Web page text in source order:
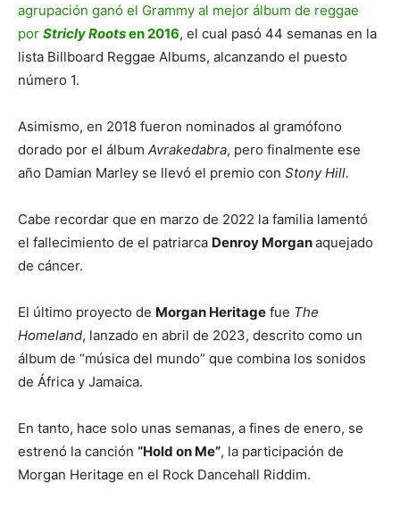
agrupación ganó el Grammy al mejor álbum de reggae
por Stricly Rootsen 2016, el cual pasó 44 semanas en la
lista Billboard Reggae Albums, alcanzando el puesto
número 1.
Asimismo, en 2018 fueron nominados al gramófono
dorado por el álbum Avrakedabra, pero finalmente ese
año Damian Marley se llevó el premio con Stony Hill.
Cabe recordar que en marzo de 2022 la familia lamentó
el fallecimiento de el patriarca Denroy Morganaquejado
de cáncer.
El último proyecto de Morgan Heritage fue The
Homeland, lanzado en abril de 2023, descrito como un
álbum de “música del mundo” que combina los sonidos
de África y Jamaica.
En tanto, hace solo unas semanas, a fines de enero, se
estrenó la canción “Hold on Me”, la participación de
Morgan Heritage en el Rock Dancehall Riddim.